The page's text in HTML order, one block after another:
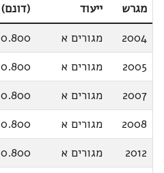
מגרש ייעוד
(דונם)
2004
מגורים א
0.800
2005
מגורים א
0.800
2007
מגורים א
0.800
2008
מגורים א
0.800
2012
מגורים א
0.800